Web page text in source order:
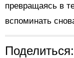
превращаясь в
вспоминать
Поделиться: